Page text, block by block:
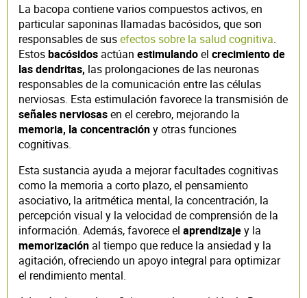
La bacopa contiene varios compuestos activos, en
particular saponinas llamadas bacósidos, que son
responsables de susefectos sobre la salud cognitiva.
Estosbacósidos actúan estimulandoel crecimiento de
las dendritas, las prolongaciones de las neuronas
responsables de la comunicación entre las células
nerviosas. Esta estimulación favorece la transmisión de
señales nerviosasen el cerebro, mejorando la
memoria, la concentracióny otras funciones
cognitivas.
Esta sustancia ayuda a mejorar facultades cognitivas
como la memoria a corto plazo, el pensamiento
asociativo, la aritmética mental, la concentración, la
percepción visual y la velocidad de comprensión de la
información. Además, favorece el aprendizajey la
memorización al tiempo que reduce la ansiedad y la
agitación, ofreciendo un apoyo integral para optimizar
el rendimiento mental.